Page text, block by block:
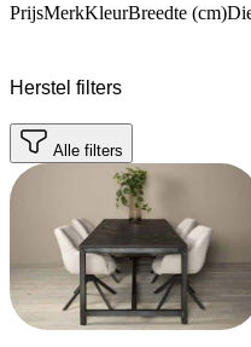
PrijsMerkKleurBreedte (cm)
Herstel filters
Alle filters